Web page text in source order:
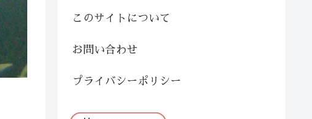
このサイトについて
お問い合わせ
プライバシーポリシー